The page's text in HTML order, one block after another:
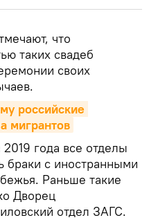
что
таких свадеб
своих
российские
мигрантов
2019 года все отделы
браки с иностранными
Раньше такие
Дворец
отдел ЗАГС.